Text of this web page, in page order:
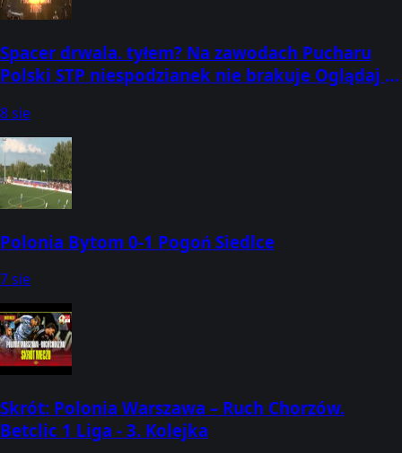
Spacer drwala. tyłem? Na zawodach Pucharu
Polski STP niespodzianek nie brakuje Oglądaj w
8 sie
Polonia Bytom 0-1 Pogoń Siedlce
7 sie
Skrót: Polonia Warszawa – Ruch Chorzów.
Betclic 1 Liga - 3. Kolejka